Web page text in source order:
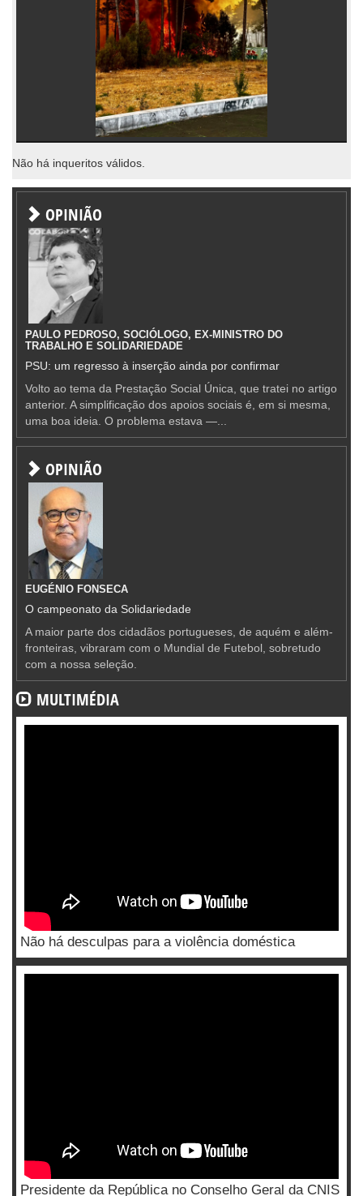
Não há inqueritos válidos.
OPINIÃO
PAULO PEDROSO, SOCIÓLOGO, EX-MINISTRO DO
TRABALHO E SOLIDARIEDADE
PSU: um regresso à inserção ainda por confirmar
Volto ao tema da Prestação Social Única, que tratei no artigo
anterior. A simplificação dos apoios sociais é, em si mesma,
uma boa ideia. O problema estava —...
OPINIÃO
EUGÉNIO FONSECA
O campeonato da Solidariedade
A maior parte dos cidadãos portugueses, de aquém e além-
fronteiras, vibraram com o Mundial de Futebol, sobretudo
com a nossa seleção.
MULTIMÉDIA
Não há desculpas para a violência doméstica
Presidente da República no Conselho Geral da CNIS